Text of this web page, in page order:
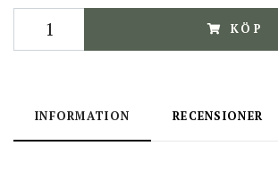
KÖP
INFORMATION RECENSIONER